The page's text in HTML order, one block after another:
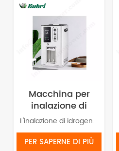
Macchina per
inalazione di
idrogeno al
99,99% Rubri 1800
ml/min
L'inalazione di idrogeno (HHO) consente al corpo di assumere una grande quantità di idrogeno.
PER SAPERNE DI PIÙ